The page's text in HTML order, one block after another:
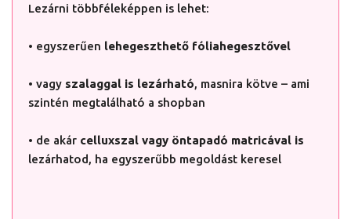
Lezárni többféleképpen is lehet:
• egyszerűen lehegeszthető fóliahegesztővel
• vagy szalaggal is lezárható, masnira kötve – ami
szintén megtalálható a shopban
• de akár celluxszal vagy öntapadó matricával is
lezárhatod, ha egyszerűbb megoldást keresel